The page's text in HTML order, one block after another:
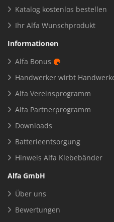
Katalog kostenlos bestellen
Ihr Alfa Wunschprodukt
Informationen
Alfa Bonus
Handwerker wirbt
Alfa Vereinsprogramm
Alfa Partnerprogramm
Downloads
Batterieentsorgung
Hinweis Alfa Klebebänder
Alfa GmbH
Über uns
Bewertungen